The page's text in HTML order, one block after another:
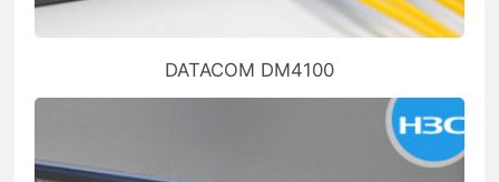
DATACOM DM4100